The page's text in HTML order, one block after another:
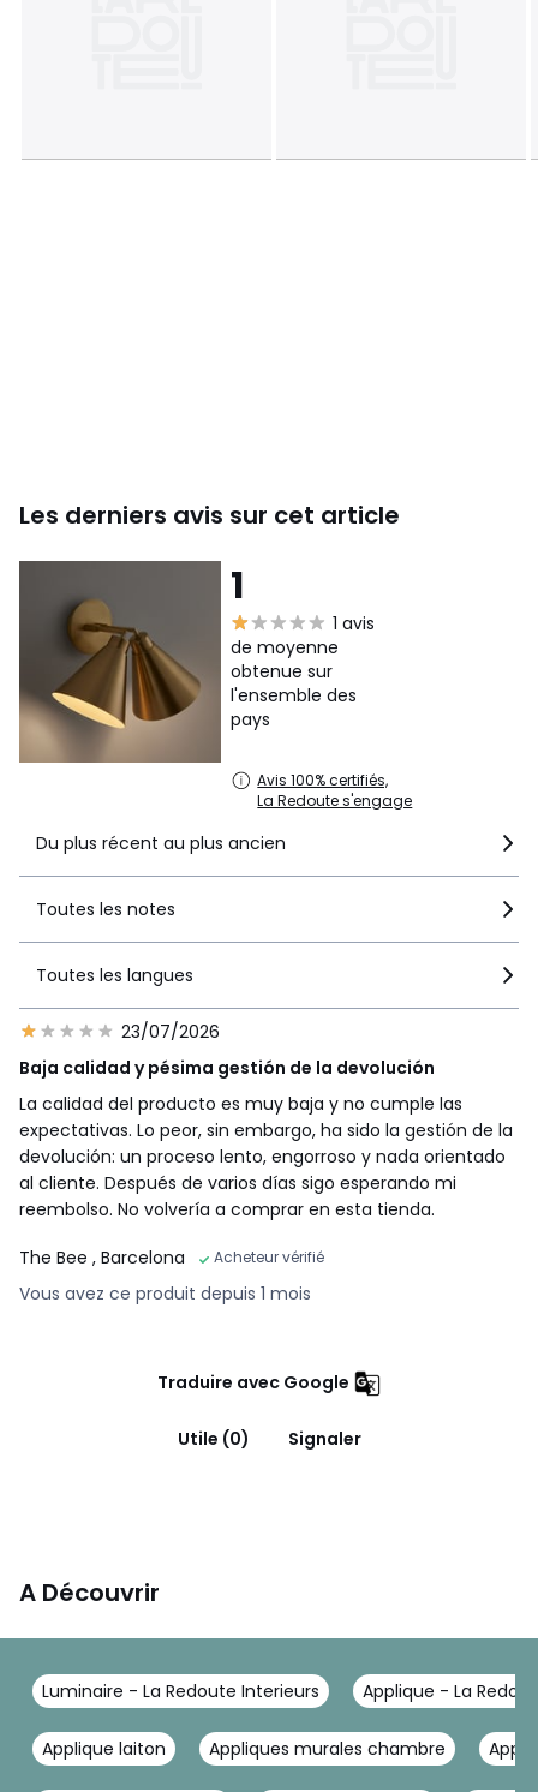
Les derniers avis sur cet article
1
1 avis
de moyenne
obtenue sur
l'ensemble des
pays
Avis 100% certifiés,
La Redoute s'engage
Du plus récent au plus ancien
Toutes les notes
Toutes les langues
23/07/2026
Baja calidad y pésima gestión de la devolución
La calidad del producto es muy baja y no cumple las
expectativas. Lo peor, sin embargo, ha sido la gestión de la
devolución: un proceso lento, engorroso y nada orientado
al cliente. Después de varios días sigo esperando mi
reembolso. No volvería a comprar en esta tienda.
The Bee , Barcelona Acheteur vérifié
Vous avez ce produit depuis 1 mois
Traduire avec Google
Utile (0) Signaler
A Découvrir
Luminaire - La Redoute Interieurs Applique - La
Applique laiton Appliques murales chambre